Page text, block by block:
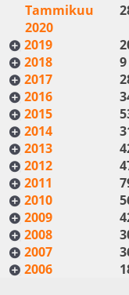
Tammikuu
2020
2019
2018
9
2017
2016
2015
2014
2013
2012
2011
2010
2009
2008
2007
2006